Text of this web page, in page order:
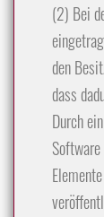
(2) Bei
den
dass
Durch